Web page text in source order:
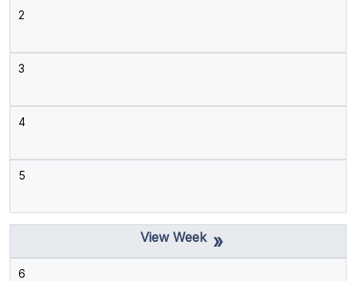
2
3
4
5
»
6